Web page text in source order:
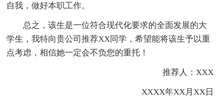
自我，做好本职工作。
总之，该生是一位符合现代化要求的全面发展的大
学生，我特向贵公司推荐XX同学，希望能将该生予以重
点考虑，相信她一定会不负您的重托！
推荐人：XXX
XXXX年XX月XX日